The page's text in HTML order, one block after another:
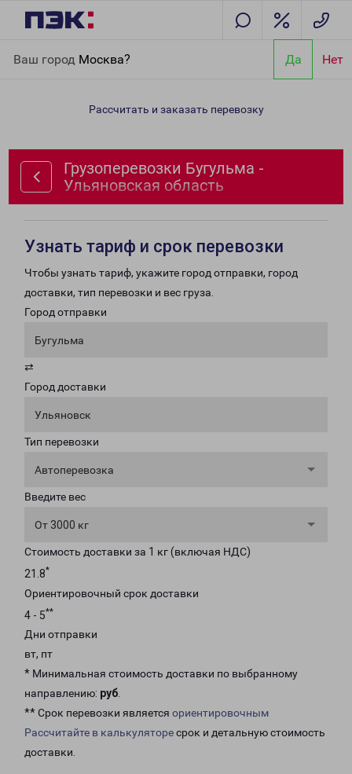
Ваш город Москва? Да Нет
Ульяновская область
Рассчитать и заказать перевозку
Грузоперевозки Бугульма -
Ульяновская область
Узнать тариф и срок перевозки
Чтобы узнать тариф, укажите город отправки, город
доставки, тип перевозки и вес груза.
Город отправки
Бугульма
⇄
Город доставки
Ульяновск
Тип перевозки
Автоперевозка
Введите вес
От 3000 кг
Стоимость доставки за 1 кг (включая НДС)
21.8*
Ориентировочный срок доставки
4 - 5**
Дни отправки
вт, пт
* Минимальная стоимость доставки по выбранному
направлению: руб.
** Срок перевозки является ориентировочным
Рассчитайте в калькуляторесрок и детальную стоимость
доставки.